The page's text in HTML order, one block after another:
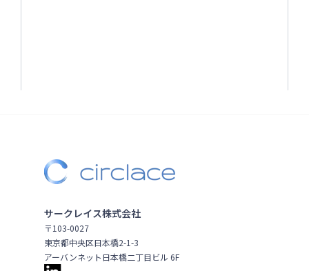
サークレイス株式会社
〒103-0027
東京都中央区日本橋2-1-3
アーバンネット日本橋二丁目ビル 6F